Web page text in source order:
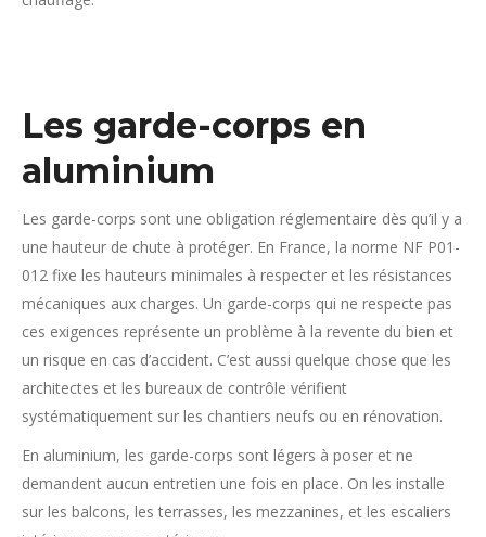
Les garde-corps en
aluminium
Les garde-corps sont une obligation réglementaire dès qu’il y a
une hauteur de chute à protéger. En France, la norme NF P01-
012 fixe les hauteurs minimales à respecter et les résistances
mécaniques aux charges. Un garde-corps qui ne respecte pas
ces exigences représente un problème à la revente du bien et
un risque en cas d’accident. C’est aussi quelque chose que les
architectes et les bureaux de contrôle vérifient
systématiquement sur les chantiers neufs ou en rénovation.
En aluminium, les garde-corps sont légers à poser et ne
demandent aucun entretien une fois en place. On les installe
sur les balcons, les terrasses, les mezzanines, et les escaliers